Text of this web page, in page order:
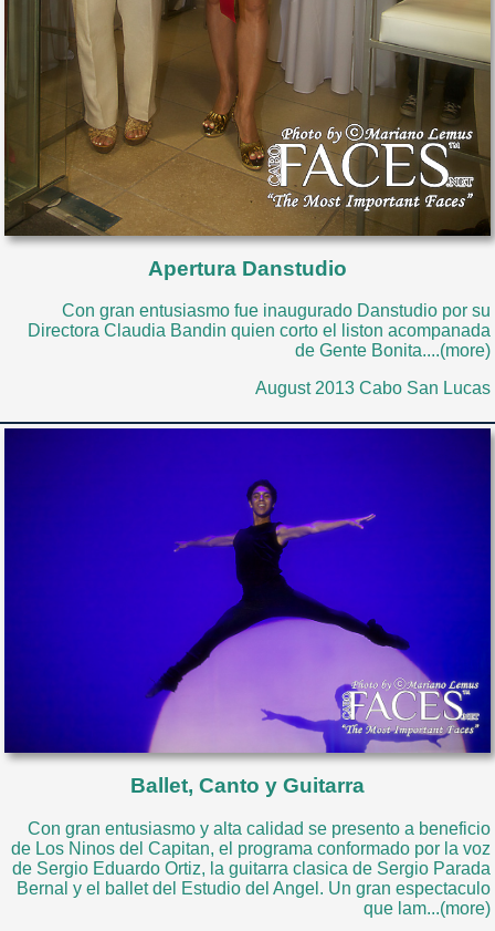
Apertura Danstudio
Con gran entusiasmo fue inaugurado Danstudio por su
Directora Claudia Bandin quien corto el liston acompanada
de Gente Bonita....(more)
August 2013 Cabo San Lucas
Ballet, Canto y Guitarra
Con gran entusiasmo y alta calidad se presento a beneficio
de Los Ninos del Capitan, el programa conformado por la voz
de Sergio Eduardo Ortiz, la guitarra clasica de Sergio Parada
Bernal y el ballet del Estudio del Angel. Un gran espectaculo
que lam...(more)